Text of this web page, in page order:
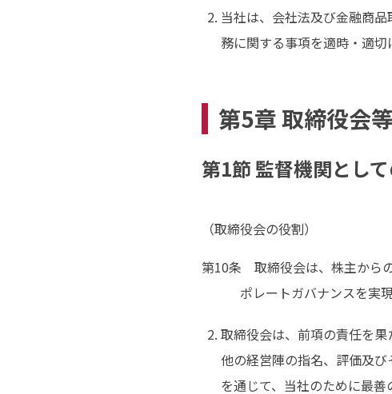
当社は、会社法及び金融商
務に関する事項を適時・適切
第5章 取締役会
第1節 監督機関とし
（取締役会の役割）
第10条 取締役会は、株主から
ポレートガバナンスを実
取締役会は、前項の責任を
他の経営陣の指名、評価及
を通じて、当社のために最善